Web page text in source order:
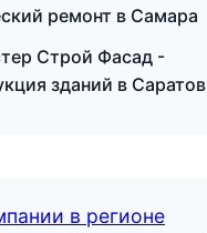
ремонт в Самара
Строй Фасад -
зданий в Саратов
в регионе